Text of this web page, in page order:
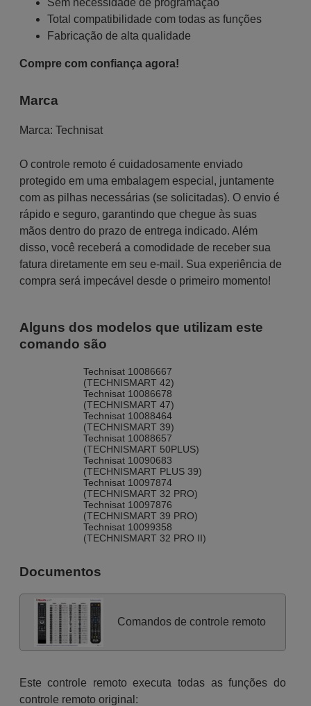
Sem necessidade de programação
Total compatibilidade com todas as funções
Fabricação de alta qualidade
Compre com confiança agora!
Marca
Marca: Technisat
O controle remoto é cuidadosamente enviado
protegido em uma embalagem especial, juntamente
com as pilhas necessárias (se solicitadas). O envio é
rápido e seguro, garantindo que chegue às suas
mãos dentro do prazo de entrega indicado. Além
disso, você receberá a comodidade de receber sua
fatura diretamente em seu e-mail. Sua experiência de
compra será impecável desde o primeiro momento!
Alguns dos modelos que utilizam este
comando são
Technisat 10086667
(TECHNISMART 42)
Technisat 10086678
(TECHNISMART 47)
Technisat 10088464
(TECHNISMART 39)
Technisat 10088657
(TECHNISMART 50PLUS)
Technisat 10090683
(TECHNISMART PLUS 39)
Technisat 10097874
(TECHNISMART 32 PRO)
Technisat 10097876
(TECHNISMART 39 PRO)
Technisat 10099358
(TECHNISMART 32 PRO II)
Documentos
Comandos de controle remoto
Este controle remoto executa todas as funções do
controle remoto original: